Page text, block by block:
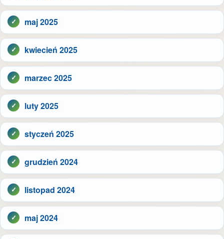
maj 2025
kwiecień 2025
marzec 2025
luty 2025
styczeń 2025
grudzień 2024
listopad 2024
maj 2024